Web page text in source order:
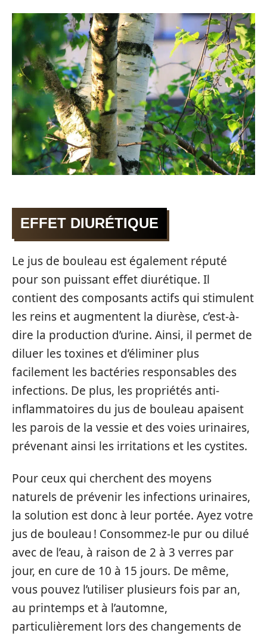
EFFET DIURÉTIQUE
Le jus de bouleau est également réputé
pour son puissant effet diurétique. Il
contient des composants actifs qui stimulent
les reins et augmentent la diurèse, c’est-à-
dire la production d’urine. Ainsi, il permet de
diluer les toxines et d’éliminer plus
facilement les bactéries responsables des
infections. De plus, les propriétés anti-
inflammatoires du jus de bouleau apaisent
les parois de la vessie et des voies urinaires,
prévenant ainsi les irritations et les cystites.
Pour ceux qui cherchent des moyens
naturels de prévenir les infections urinaires,
la solution est donc à leur portée. Ayez votre
jus de bouleau ! Consommez-le pur ou dilué
avec de l’eau, à raison de 2 à 3 verres par
jour, en cure de 10 à 15 jours. De même,
vous pouvez l’utiliser plusieurs fois par an,
au printemps et à l’automne,
particulièrement lors des changements de